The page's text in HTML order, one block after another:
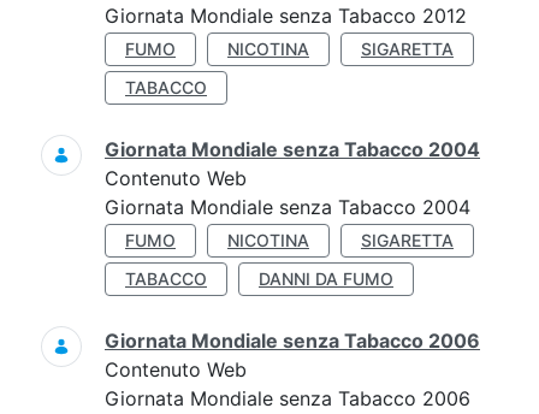
Giornata Mondiale senza Tabacco 2012
FUMO NICOTINA
SIGARETTA
TABACCO
Giornata Mondiale senza Tabacco 2004
Contenuto Web
Giornata Mondiale senza Tabacco 2004
FUMO NICOTINA
SIGARETTA
TABACCO
DANNI DA FUMO
Giornata Mondiale senza Tabacco 2006
Contenuto Web
Giornata Mondiale senza Tabacco 2006